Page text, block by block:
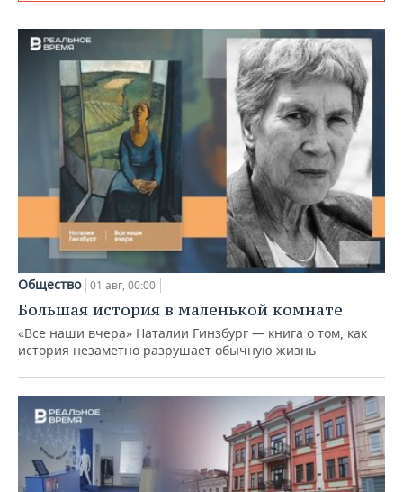
Общество 01 авг, 00:00
Большая история в маленькой комнате
«Все наши вчера» Наталии Гинзбург — книга о том, как
история незаметно разрушает обычную жизнь